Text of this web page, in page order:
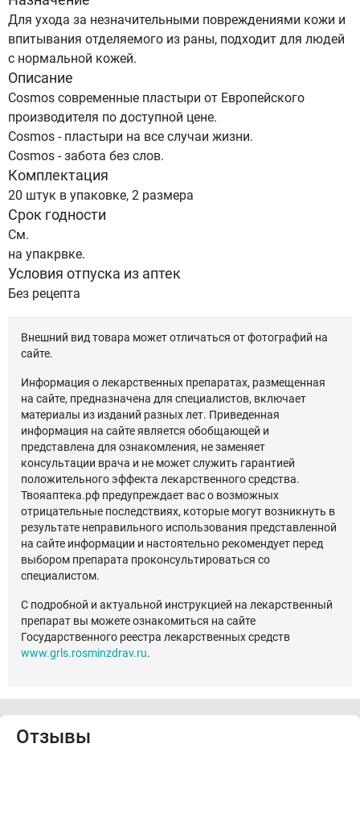
Для ухода за незначительными повреждениями кожи и
впитывания отделяемого из раны, подходит для людей
с нормальной кожей.
Описание
Cosmos современные пластыри от Европейского
производителя по доступной цене.
Cosmos - пластыри на все случаи жизни.
Cosmos - забота без слов.
Комплектация
20 штук в упаковке, 2 размера
Срок годности
См.
на упакрвке.
Условия отпуска из аптек
Без рецепта
Внешний вид товара может отличаться от фотографий на
сайте.
Информация о лекарственных препаратах, размещенная
на сайте, предназначена для специалистов, включает
материалы из изданий разных лет. Приведенная
информация на сайте является обобщающей и
представлена для ознакомления, не заменяет
консультации врача и не может служить гарантией
положительного эффекта лекарственного средства.
Твояаптека.рф предупреждает вас о возможных
отрицательные последствиях, которые могут возникнуть в
результате неправильного использования представленной
на сайте информации и настоятельно рекомендует перед
выбором препарата проконсультироваться со
специалистом.
С подробной и актуальной инструкцией на лекарственный
препарат вы можете ознакомиться на сайте
Государственного реестра лекарственных средств
www.grls.rosminzdrav.ru.
Отзывы